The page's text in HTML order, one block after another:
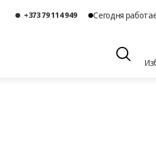
+373 79 114 949 Сегодня